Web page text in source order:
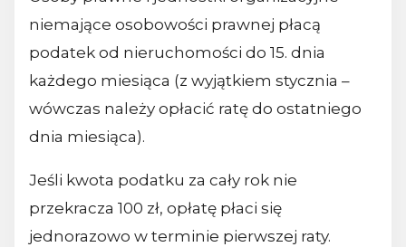
niemające osobowości prawnej płacą
podatek od nieruchomości do 15. dnia
każdego miesiąca (z wyjątkiem stycznia –
wówczas należy opłacić ratę do ostatniego
dnia miesiąca).
Jeśli kwota podatku za cały rok nie
przekracza 100 zł, opłatę płaci się
jednorazowo w terminie pierwszej raty.